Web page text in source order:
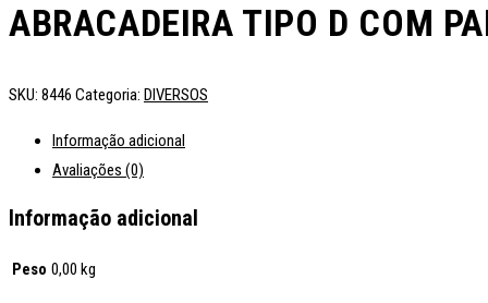
ABRACADEIRA TIPO D COM
SKU: 8446 Categoria: DIVERSOS
Informação adicional
Avaliações (0)
Informação adicional
Peso 0,00 kg